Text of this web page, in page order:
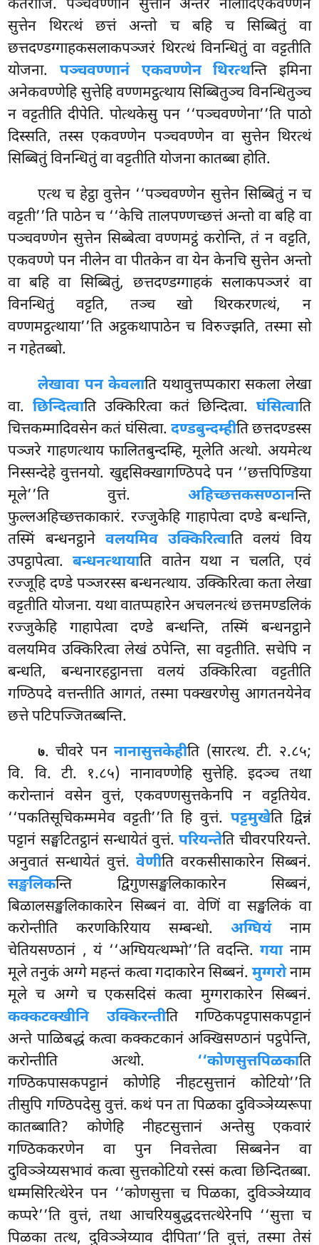
कतराजि. पञ्चवण्णानं सुत्तानं अन्तरे नीलादिएकवण्णेन
सुत्तेन थिरत्थं छत्तं अन्तो च बहि च सिब्बितुं वा
छत्तदण्डग्गाहकसलाकपञ्जरं थिरत्थं विनन्धितुं वा वट्टतीति
योजना. पञ्चवण्णानं एकवण्णेन थिरत्थन्ति इमिना
अनेकवण्णेहि सुत्तेहिवण्णमट्ठत्थाय सिब्बितुञ्च विनन्धितुञ्च
न वट्टतीति दीपेति. पोत्थकेसु पन ‘‘पञ्चवण्णेना’’ति पाठो
दिस्सति, तस्स एकवण्णेन पञ्चवण्णेन वा सुत्तेन थिरत्थं
सिब्बितुं विनन्धितुं वा वट्टतीति योजना कातब्बा होति.
एत्थ च हेट्ठा वुत्तेन ‘‘पञ्चवण्णेन सुत्तेन सिब्बितुं न च
वट्टती’’ति पाठेन च ‘‘केचि तालपण्णच्छत्तं अन्तो वा बहि वा
पञ्चवण्णेन सुत्तेन सिब्बेत्वा वण्णमट्ठं करोन्ति, तं न वट्टति,
एकवण्णे पन नीलेन वा पीतकेन वा येन केनचि सुत्तेन अन्तो
वा बहि वा सिब्बितुं, छत्तदण्डग्गाहकं सलाकपञ्जरं वा
विनन्धितुं वट्टति, तञ्च खो थिरकरणत्थं, न
वण्णमट्ठत्थाया’’ति अट्ठकथापाठेन च विरुज्झति, तस्मा सो
न गहेतब्बो.
लेखावा पन केवलाति यथावुत्तप्पकारा सकला लेखा
वा. छिन्दित्वाति उक्किरित्वा कतं छिन्दित्वा. घंसित्वाति
चित्तकम्मादिवसेन कतं घंसित्वा. दण्डबुन्दम्हीति छत्तदण्डस्स
पञ्जरे गाहणत्थाय फालितबुन्दम्हि, मूलेति अत्थो. अयमेत्थ
निस्सन्देहे वुत्तनयो. खुद्दसिक्खागण्ठिपदे पन ‘‘छत्तपिण्डिया
मूले’’ति वुत्तं. अहिच्छत्तकसण्ठानन्ति
फुल्लअहिच्छत्तकाकारं. रज्जुकेहि गाहापेत्वा दण्डे बन्धन्ति,
तस्मिं बन्धनट्ठाने वलयमिव उक्किरित्वाति वलयं विय
उपट्ठापेत्वा.बन्धनत्थायाति वातेन यथा न चलति, एवं
रज्जूहि दण्डे पञ्जरस्स बन्धनत्थाय. उक्किरित्वा कता लेखा
वट्टतीति योजना. यथा वातप्पहारेन अचलनत्थं छत्तमण्डलिकं
रज्जुकेहि गाहापेत्वा दण्डे बन्धन्ति, तस्मिं बन्धनट्ठाने
वलयमिव उक्किरित्वा लेखं ठपेन्ति, सा वट्टतीति. सचेपि न
बन्धति, बन्धनारहट्ठानत्ता वलयं उक्किरित्वा वट्टतीति
गण्ठिपदे वत्तन्तीति आगतं, तस्मा पक्खरणेसु आगतनयेनेव
छत्ते पटिपज्जितब्बन्ति.
७. चीवरे पननानासुत्तकेहीति (सारत्थ. टी. २.८५;
वि. वि. टी. १.८५) नानावण्णेहि सुत्तेहि. इदञ्च तथा
करोन्तानं वसेन वुत्तं, एकवण्णसुत्तकेनपि न वट्टतियेव.
‘‘पकतिसूचिकम्ममेव वट्टती’’ति हि वुत्तं. पट्टमुखेति द्विन्नं
पट्टानं सङ्घटितट्ठानं सन्धायेतं वुत्तं.परियन्तेति चीवरपरियन्ते.
अनुवातं सन्धायेतं वुत्तं.वेणीति वरकसीसाकारेन सिब्बनं.
सङ्खलिकन्ति द्विगुणसङ्खलिकाकारेन सिब्बनं,
बिळालसङ्खलिकाकारेन सिब्बनं वा. वेणिं वा सङ्खलिकं वा
करोन्तीति करणकिरियाय सम्बन्धो.अग्घियंनाम
चेतियसण्ठानं , यं ‘‘अग्घियत्थम्भो’’ति वदन्ति.गयानाम
मूले तनुकं अग्गे महन्तं कत्वा गदाकारेन सिब्बनं. मुग्गरोनाम
मूले च अग्गे च एकसदिसं कत्वा मुग्गराकारेन सिब्बनं.
कक्कटक्खीनि उक्किरन्तीति गण्ठिकपट्टपासकपट्टानं
अन्ते पाळिबद्धं कत्वा कक्कटकानं अक्खिसण्ठानं पट्ठपेन्ति,
करोन्तीति अत्थो. ‘‘कोणसुत्तपिळकाति
गण्ठिकपासकपट्टानं कोणेहि नीहटसुत्तानं कोटियो’’ति
तीसुपि गण्ठिपदेसु वुत्तं. कथं पन ता पिळका दुविञ्ञेय्यरूपा
कातब्बाति? कोणेहि नीहटसुत्तानं अन्तेसु एकवारं
गण्ठिककरणेन वा पुन निवत्तेत्वा सिब्बनेन वा
दुविञ्ञेय्यसभावं कत्वा सुत्तकोटियो रस्सं कत्वा छिन्दितब्बा.
धम्मसिरित्थेरेन पन ‘‘कोणसुत्ता च पिळका, दुविञ्ञेय्याव
कप्परे’’ति वुत्तं, तथा आचरियबुद्धदत्तत्थेरेनपि ‘‘सुत्ता च
पिळका तत्थ, दुविञ्ञेय्याव दीपिता’’ति वुत्तं, तस्मा तेसं